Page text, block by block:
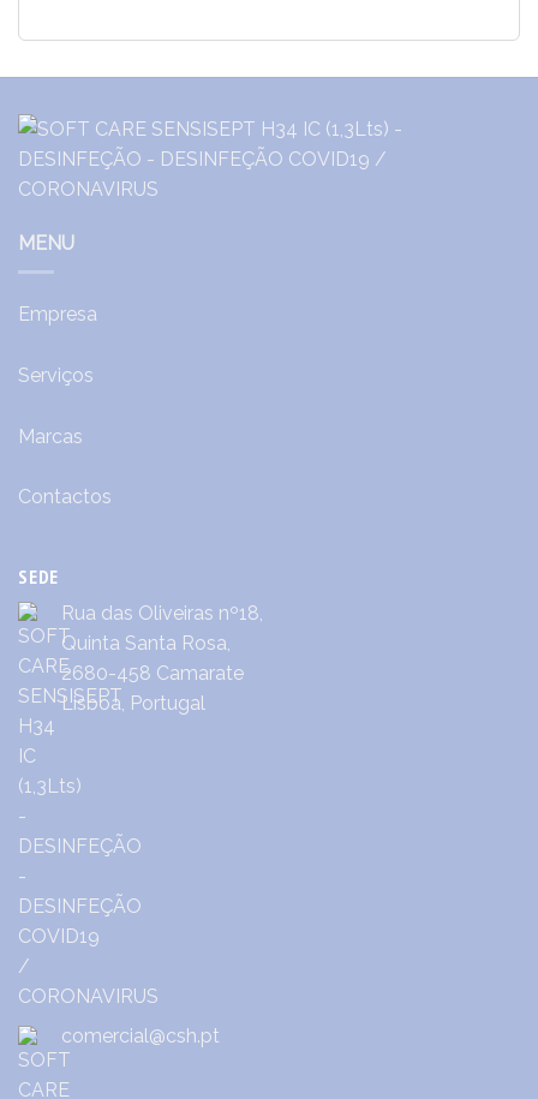
MENU
Empresa
Serviços
Marcas
Contactos
SEDE
Rua das Oliveiras nº18,
Quinta Santa Rosa,
2680-458 Camarate
Lisboa, Portugal
comercial@csh.pt